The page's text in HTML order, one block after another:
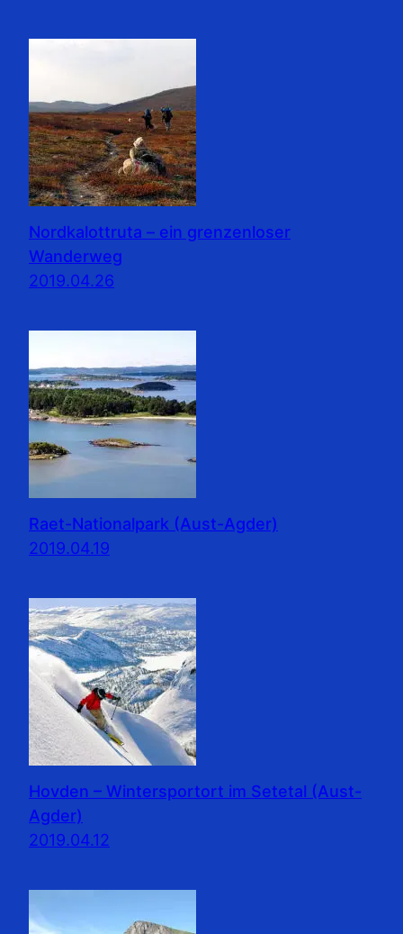
Nordkalottruta – ein grenzenloser
Wanderweg
2019.04.26
Raet-Nationalpark (Aust-Agder)
2019.04.19
Hovden – Wintersportort im Setetal (Aust-
Agder)
2019.04.12